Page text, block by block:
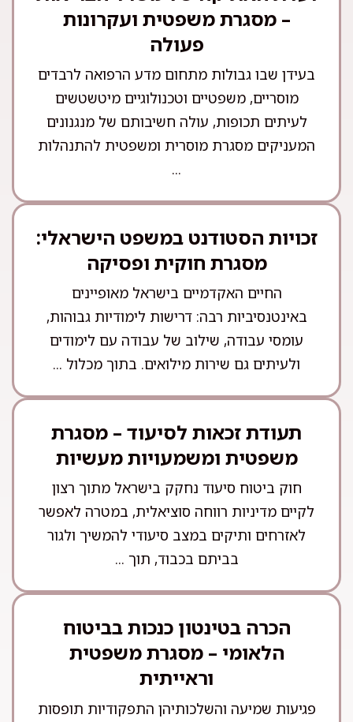
– מסגרת משפטית ועקרונות
פעולה
בעידן שבו גבולות מתחום מדע הרפואה לרבדים
מוסריים, משפטיים וטכנולוגיים מיטשטשים
לעיתים תכופות, עולה חשיבותם של מנגנונים
המעניקים מסגרת מוסרית ומשפטית להתנהלות
...
זכויות הסטודנט במשפט הישראלי:
מסגרת חוקית ופסיקה
החיים האקדמיים בישראל מאופיינים
באינטנסיביות רבה: דרישות לימודיות גבוהות,
עומסי עבודה, שילוב של עבודה עם לימודים
ולעיתים גם שירות מילואים. בתוך מכלול ...
תעודת זכאות לסיעוד – מסגרת
משפטית ומשמעויות מעשיות
חוק ביטוח סיעוד נחקק בישראל מתוך רצון
לקיים מדיניות רווחה סוציאלית, במטרה לאפשר
לאזרחים ותיקים במצב סיעודי להמשיך ולגור
בביתם בכבוד, תוך ...
הכרה בטינטון כנכות בביטוח
הלאומי – מסגרת משפטית
וראייתית
פגיעות שמיעה והשלכותיהן התפקודיות תופסות